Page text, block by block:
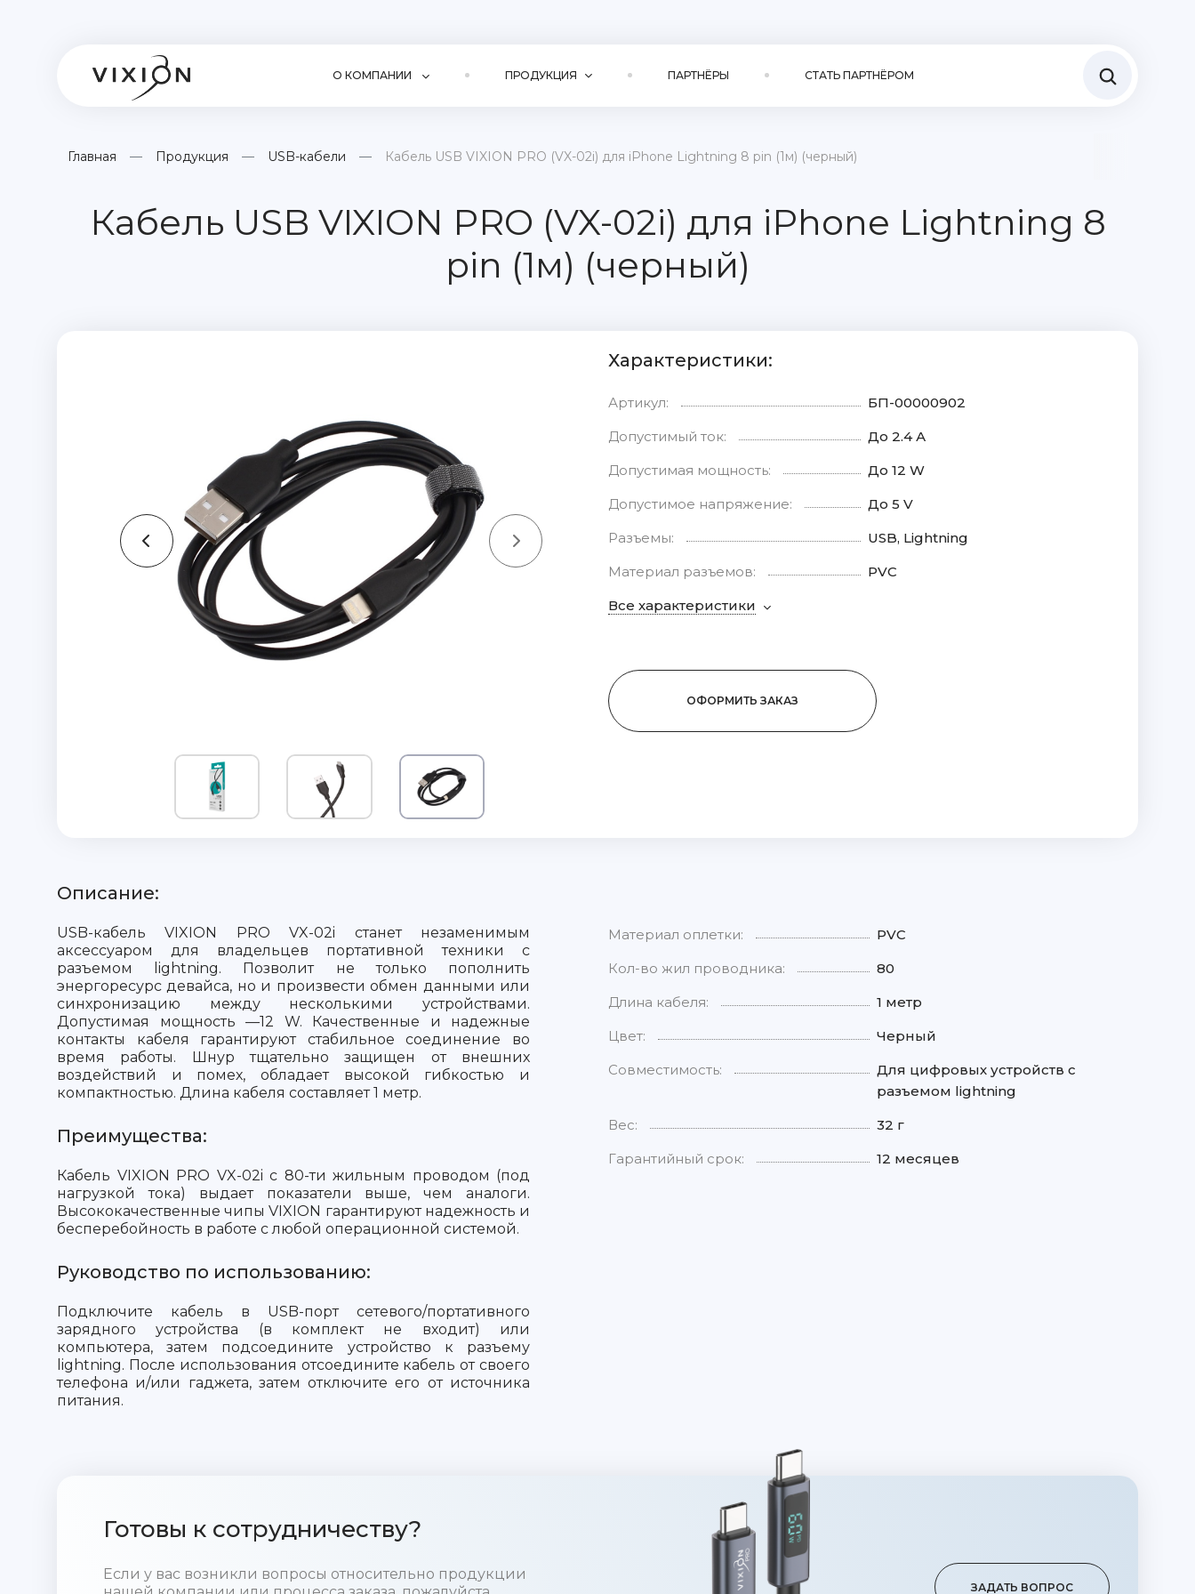
О КОМПАНИИ ПРОДУКЦИЯ ПАРТНЁРЫ СТАТЬ ПАРТНЁРОМ
Главная Продукция USB-кабели Кабель USB VIXION PRO (VX-02i) для iPhone Lightning 8 pin (1м) (черный)
Кабель USB VIXION PRO (VX-02i) для iPhone Lightning 8
pin (1м) (черный)
Характеристики:
Артикул:
БП-00000902
Допустимый ток:
До 2.4 А
Допустимая мощность:
До 12 W
Допустимое напряжение:
До 5 V
Разъемы:
USB, Lightning
Материал разъемов:
PVC
Все характеристики
ОФОРМИТЬ ЗАКАЗ
Описание:
USB-кабель VIXION PRO VX-02i станет незаменимым
аксессуаром для владельцев портативной техники с
разъемом lightning. Позволит не только пополнить
энергоресурс девайса, но и произвести обмен данными или
синхронизацию между несколькими устройствами.
Допустимая мощность —12 W. Качественные и надежные
контакты кабеля гарантируют стабильное соединение во
время работы. Шнур тщательно защищен от внешних
воздействий и помех, обладает высокой гибкостью и
компактностью. Длина кабеля составляет 1 метр.
Преимущества:
Кабель VIXION PRO VX-02i с 80-ти жильным проводом (под
нагрузкой тока) выдает показатели выше, чем аналоги.
Высококачественные чипы VIXION гарантируют надежность и
бесперебойность в работе с любой операционной системой.
Руководство по использованию:
Подключите кабель в USB-порт сетевого/портативного
зарядного устройства (в комплект не входит) или
компьютера, затем подсоедините устройство к разъему
lightning. После использования отсоедините кабель от своего
телефона и/или гаджета, затем отключите его от источника
питания.
Материал оплетки:
PVC
Кол-во жил проводника:
80
Длина кабеля:
1 метр
Цвет:
Черный
Совместимость:
Для цифровых устройств с
разъемом lightning
Вес:
32 г
Гарантийный срок:
12 месяцев
Готовы к сотрудничеству?
Если у вас возникли вопросы относительно продукции
ЗАДАТЬ ВОПРОС